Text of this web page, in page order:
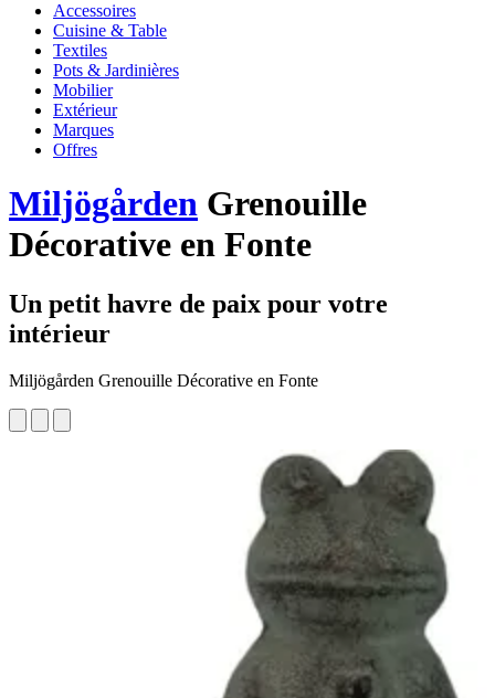
Accessoires
Cuisine & Table
Textiles
Pots & Jardinières
Mobilier
Extérieur
Marques
Offres
Miljögården Grenouille
Décorative en Fonte
Un petit havre de paix pour votre
intérieur
Miljögården Grenouille Décorative en Fonte